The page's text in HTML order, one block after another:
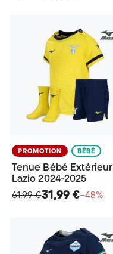
PROMOTION BÉBÉ
Tenue Bébé Extérieur
Lazio 2024-2025
61,99 €31,99 €−48%